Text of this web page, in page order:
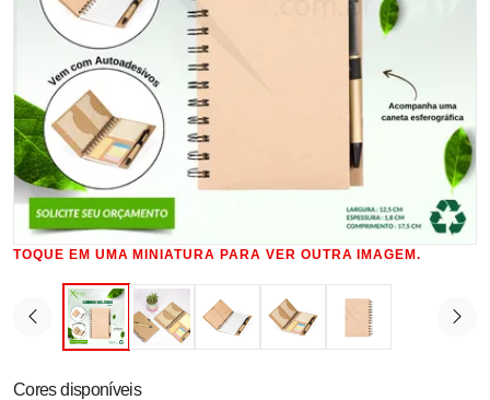
TOQUE EM UMA MINIATURA PARA VER OUTRA IMAGEM.
Cores disponíveis